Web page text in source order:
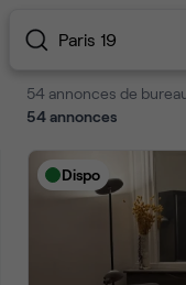
Paris 19
54 annonces de
54annonces
Dispo